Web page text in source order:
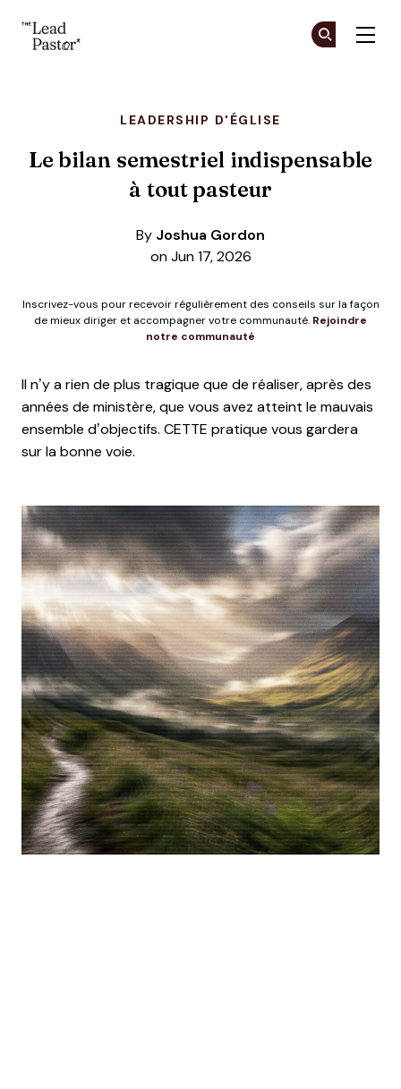
LEADERSHIP D'ÉGLISE
Le bilan semestriel indispensable
à tout pasteur
By Joshua Gordon
on Jun 17, 2026
Inscrivez-vous pour recevoir régulièrement des conseils sur la façon
de mieux diriger et accompagner votre communauté. Rejoindre
notre communauté
Il n’y a rien de plus tragique que de réaliser, après des
années de ministère, que vous avez atteint le mauvais
ensemble d’objectifs. CETTE pratique vous gardera
sur la bonne voie.